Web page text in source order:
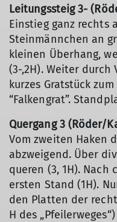
Leitungssteig 3-
Einstieg ganz rechts
Steinmännchen an
kleinen Überhang,
(3-,2H). Weiter
kurzes Gratstück
“Falkengrat”.
Quergang 3 (Röder/
Vom zweiten Haken
abzweigend. Über
queren (3, 1H). Nach
ersten Stand (1H).
den Platten der
H des